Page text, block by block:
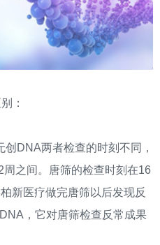
：
DNA两者检查的时刻不同，
之间。唐筛的检查时刻在16
新医疗做完唐筛以后发现反
，它对唐筛检查反常成果